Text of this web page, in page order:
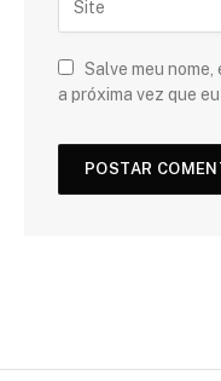
Salve meu
a próxima vez que